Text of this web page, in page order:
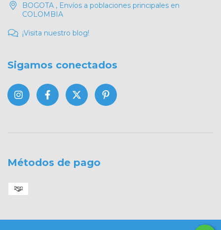
BOGOTA , Envíos a poblaciones principales en
COLOMBIA
¡Visita nuestro blog!
Sigamos conectados
Métodos de pago